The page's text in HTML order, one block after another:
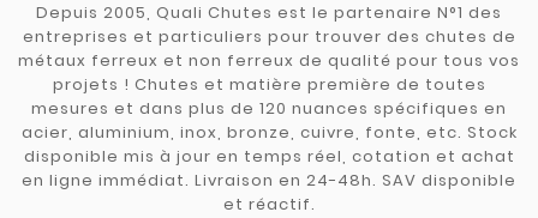
Depuis 2005, Quali Chutes est le partenaire N°1 des
entreprises et particuliers pour trouver des chutes de
métaux ferreux et non ferreux de qualité pour tous vos
projets ! Chutes et matière première de toutes
mesures et dans plus de 120 nuances spécifiques en
acier, aluminium, inox, bronze, cuivre, fonte, etc. Stock
disponible mis à jour en temps réel, cotation et achat
en ligne immédiat. Livraison en 24-48h. SAV disponible
et réactif.